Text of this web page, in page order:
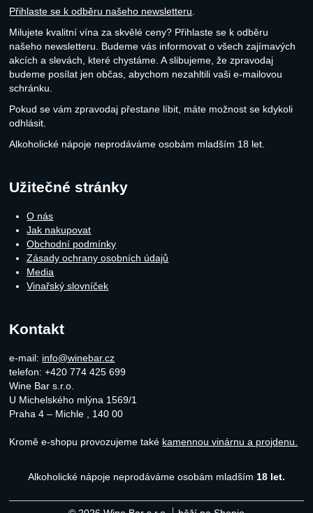
Přihlaste se k odběru našeho newsletteru
Milujete kvalitní vína za skvělé ceny? Přihlaste se k odběru
našeho newsletteru. Budeme vás informovat o všech zajímavých
akcích a slevách, které chystáme. A slibujeme, že zpravodaj
budeme posílat jen občas, abychom nezahltili vaši e-mailovou
schránku.
Pokud se vám zpravodaj přestane líbit, máte možnost se kdykoli
odhlásit.
Alkoholické nápoje neprodáváme osobám mladším 18 let.
Užitečné stránky
O nás
Jak nakupovat
Obchodní podmínky
Zásady ochrany osobních údajů
Media
Vinařský slovníček
Kontakt
e-mail: info@winebar.cz
telefon: +420 774 425 699
Wine Bar s.r.o.
U Michelského mlýna 1569/1
Praha 4 – Michle
140 00
Kromě e-shopu provozujeme také kamennou vinárnu a projdenu.
Alkoholické nápoje neprodáváme osobám mladším 18 let.